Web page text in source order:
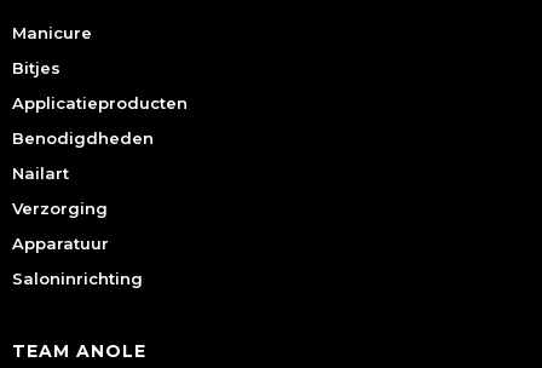
Manicure
Bitjes
Applicatieproducten
Benodigdheden
Nailart
Verzorging
Apparatuur
Saloninrichting
TEAM ANOLE